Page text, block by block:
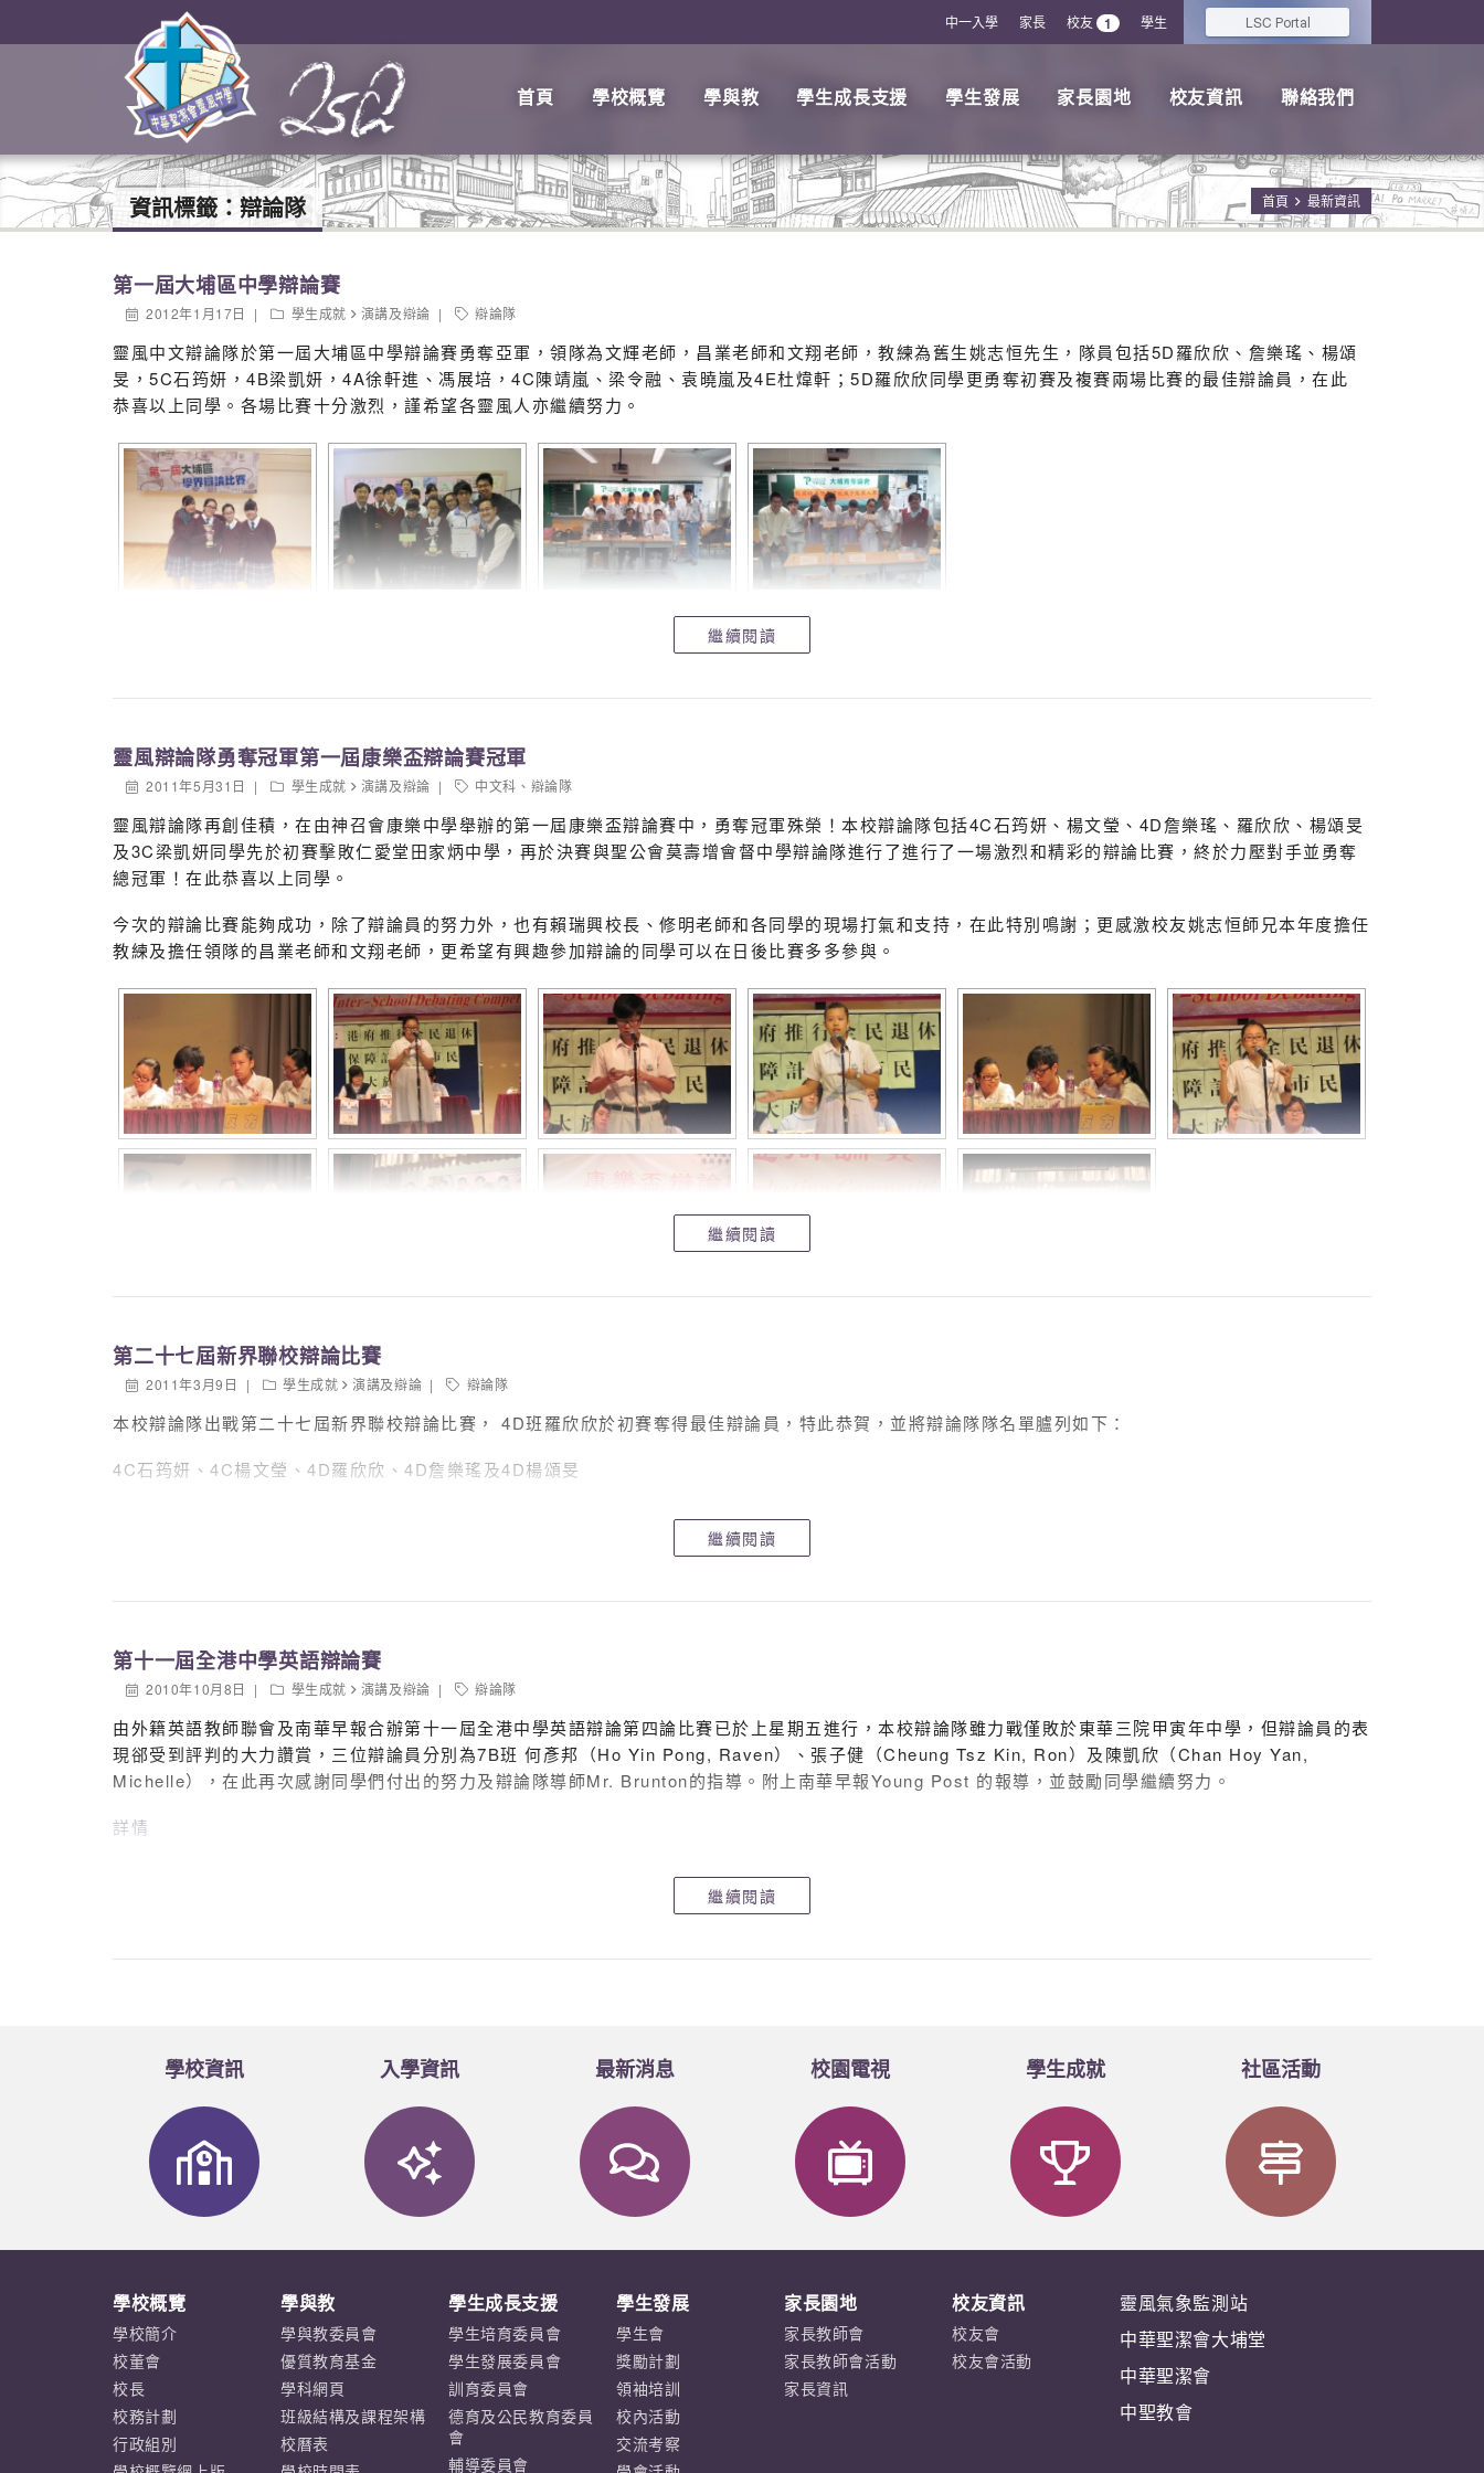
中一入學 家長 校友 1 學生 LSC Portal
首頁 學校概覽 學與教 學生成長支援 學生發展 家長園地 校友資訊 聯絡我們
首頁 最新資訊
資訊標籤： 辯論隊
第一屆大埔區中學辯論賽
2012年1月17日 學生成就 演講及辯論 辯論隊
靈風中文辯論隊於第一屆大埔區中學辯論賽勇奪亞軍，領隊為文輝老師，昌業老師和文翔老師，教練為舊生姚志恒先生，隊員包括5D羅欣欣、詹樂瑤、楊頌
旻，5C石筠妍，4B梁凱妍，4A徐軒進、馮展培，4C陳靖嵐、梁令融、袁曉嵐及4E杜煒軒；5D羅欣欣同學更勇奪初賽及複賽兩場比賽的最佳辯論員，在此
恭喜以上同學。各場比賽十分激烈，謹希望各靈風人亦繼續努力。
繼續閱讀
靈風辯論隊勇奪冠軍第一屆康樂盃辯論賽冠軍
2011年5月31日 學生成就 演講及辯論 中文科 、 辯論隊
靈風辯論隊再創佳積，在由神召會康樂中學舉辦的第一屆康樂盃辯論賽中，勇奪冠軍殊榮！本校辯論隊包括4C石筠妍、楊文瑩、4D詹樂瑤、羅欣欣、楊頌旻
及3C梁凱妍同學先於初賽擊敗仁愛堂田家炳中學，再於決賽與聖公會莫壽增會督中學辯論隊進行了進行了一場激烈和精彩的辯論比賽，終於力壓對手並勇奪
總冠軍！在此恭喜以上同學。
今次的辯論比賽能夠成功，除了辯論員的努力外，也有賴瑞興校長、修明老師和各同學的現場打氣和支持，在此特別鳴謝；更感激校友姚志恒師兄本年度擔任
教練及擔任領隊的昌業老師和文翔老師，更希望有興趣參加辯論的同學可以在日後比賽多多參與。
繼續閱讀
第二十七屆新界聯校辯論比賽
2011年3月9日 學生成就 演講及辯論 辯論隊
本校辯論隊出戰第二十七屆新界聯校辯論比賽， 4D班羅欣欣於初賽奪得最佳辯論員，特此恭賀，並將辯論隊隊名單臚列如下：
4C石筠妍、4C楊文瑩、4D羅欣欣、4D詹樂瑤及4D楊頌旻
繼續閱讀
第十一屆全港中學英語辯論賽
2010年10月8日 學生成就 演講及辯論 辯論隊
由外籍英語教師聯會及南華早報合辦第十一屆全港中學英語辯論第四論比賽已於上星期五進行，本校辯論隊雖力戰僅敗於東華三院甲寅年中學，但辯論員的表
現郤受到評判的大力讚賞，三位辯論員分別為7B班 何彥邦（Ho Yin Pong, Raven）、張子健（Cheung Tsz Kin, Ron）及陳凱欣（Chan Hoy Yan,
Michelle），在此再次感謝同學們付出的努力及辯論隊導師Mr. Brunton的指導。附上南華早報Young Post 的報導，並鼓勵同學繼續努力。
詳情
繼續閱讀
學校資訊 入學資訊 最新消息 校園電視 學生成就 社區活動
學校概覽
學校簡介
校董會
校長
校務計劃
行政組別
學與教
學與教委員會
優質教育基金
學科網頁
班級結構及課程架構
校曆表
學生成長支援
學生培育委員會
學生發展委員會
訓育委員會
德育及公民教育委員
會
輔導委員會
學生發展
學生會
獎勵計劃
領袖培訓
校內活動
交流考察
家長園地
家長教師會
家長教師會活動
家長資訊
校友資訊
校友會
校友會活動
靈風氣象監測站
中華聖潔會大埔堂
中華聖潔會
中聖教會